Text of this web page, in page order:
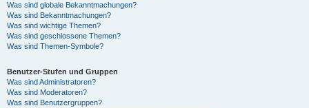
Was sind globale Bekanntmachungen?
Was sind Bekanntmachungen?
Was sind wichtige Themen?
Was sind geschlossene Themen?
Was sind Themen-Symbole?
Benutzer-Stufen und Gruppen
Was sind Administratoren?
Was sind Moderatoren?
Was sind Benutzergruppen?